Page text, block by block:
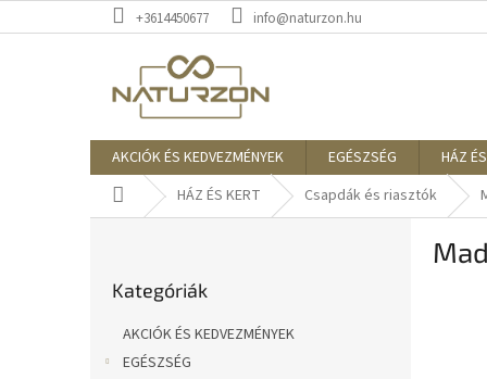
a
+3614450677 info@naturzon.hu
AKCIÓK ÉS KEDVEZMÉNYEK EGÉSZSÉG
HÁZ
KezdőlapHÁZ ÉS KERT Csapdák és riasztók
átugrása
Kategóriák
AKCIÓK ÉS KEDVEZMÉNYEK
EGÉSZSÉG